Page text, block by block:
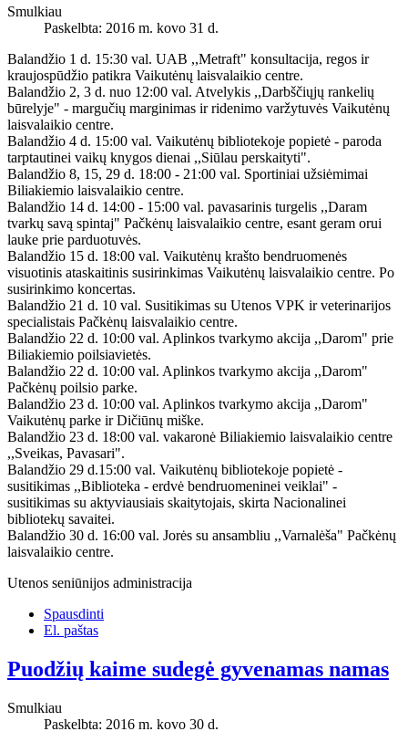
Smulkiau
Paskelbta: 2016 m. kovo 31 d.
Balandžio 1 d. 15:30 val. UAB ,,Metraft" konsultacija, regos ir
kraujospūdžio patikra Vaikutėnų laisvalaikio centre.
Balandžio 2, 3 d. nuo 12:00 val. Atvelykis ,,Darbščiųjų rankelių
būrelyje" - margučių marginimas ir ridenimo varžytuvės Vaikutėnų
laisvalaikio centre.
Balandžio 4 d. 15:00 val. Vaikutėnų bibliotekoje popietė - paroda
tarptautinei vaikų knygos dienai ,,Siūlau perskaityti".
Balandžio 8, 15, 29 d. 18:00 - 21:00 val. Sportiniai užsiėmimai
Biliakiemio laisvalaikio centre.
Balandžio 14 d. 14:00 - 15:00 val. pavasarinis turgelis ,,Daram
tvarkų savą spintaj" Pačkėnų laisvalaikio centre, esant geram orui
lauke prie parduotuvės.
Balandžio 15 d. 18:00 val. Vaikutėnų krašto bendruomenės
visuotinis ataskaitinis susirinkimas Vaikutėnų laisvalaikio centre. Po
susirinkimo koncertas.
Balandžio 21 d. 10 val. Susitikimas su Utenos VPK ir veterinarijos
specialistais Pačkėnų laisvalaikio centre.
Balandžio 22 d. 10:00 val. Aplinkos tvarkymo akcija ,,Darom" prie
Biliakiemio poilsiavietės.
Balandžio 22 d. 10:00 val. Aplinkos tvarkymo akcija ,,Darom"
Pačkėnų poilsio parke.
Balandžio 23 d. 10:00 val. Aplinkos tvarkymo akcija ,,Darom"
Vaikutėnų parke ir Dičiūnų miške.
Balandžio 23 d. 18:00 val. vakaronė Biliakiemio laisvalaikio centre
,,Sveikas, Pavasari".
Balandžio 29 d.15:00 val. Vaikutėnų bibliotekoje popietė -
susitikimas ,,Biblioteka - erdvė bendruomeninei veiklai" -
susitikimas su aktyviausiais skaitytojais, skirta Nacionalinei
bibliotekų savaitei.
Balandžio 30 d. 16:00 val. Jorės su ansambliu ,,Varnalėša" Pačkėnų
laisvalaikio centre.
Utenos seniūnijos administracija
Spausdinti
El. paštas
Puodžių kaime sudegė gyvenamas namas
Smulkiau
Paskelbta: 2016 m. kovo 30 d.